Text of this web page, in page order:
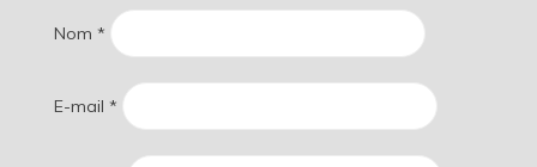
Nom *
E-mail *